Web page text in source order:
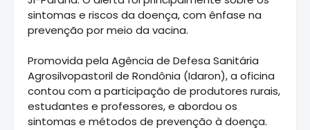
sintomas e riscos da doença, com ênfase na
prevenção por meio da vacina.
Promovida pela Agência de Defesa Sanitária
Agrosilvopastoril de Rondônia (Idaron), a oficina
contou com a participação de produtores rurais,
estudantes e professores, e abordou os
sintomas e métodos de prevenção à doença.